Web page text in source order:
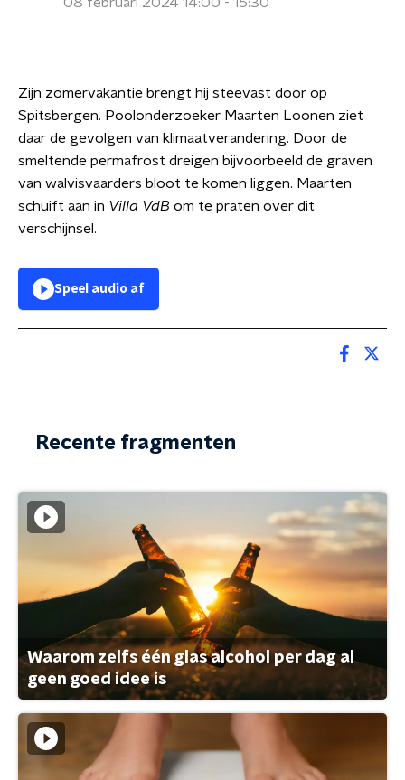
Zijn zomervakantie brengt hij steevast door op
Spitsbergen. Poolonderzoeker Maarten Loonen ziet
daar de gevolgen van klimaatverandering. Door de
smeltende permafrost dreigen bijvoorbeeld de graven
van walvisvaarders bloot te komen liggen. Maarten
schuift aan in Villa VdB om te praten over dit
verschijnsel.
Speel audio af
Recente fragmenten
Waarom zelfs één glas alcohol per dag al
geen goed idee is